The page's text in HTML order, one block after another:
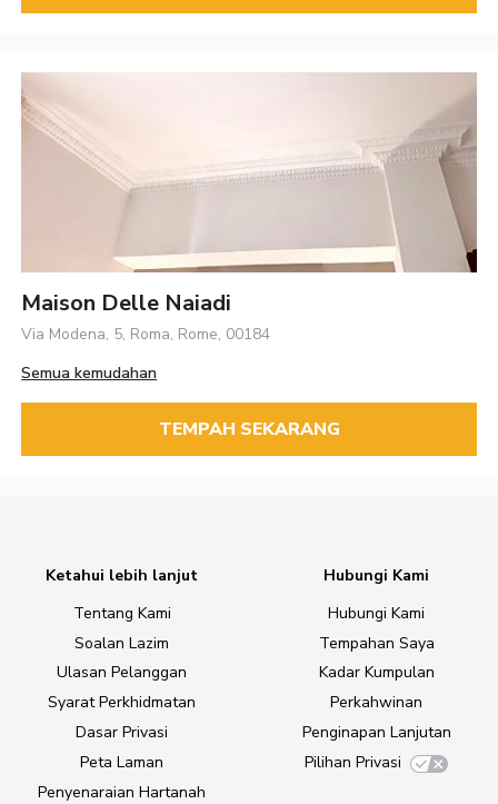
Maison Delle Naiadi
Via Modena, 5, Roma, Rome, 00184
Semua kemudahan
TEMPAH SEKARANG
Ketahui lebih lanjut
Tentang Kami
Soalan Lazim
Ulasan Pelanggan
Syarat Perkhidmatan
Dasar Privasi
Peta Laman
Penyenaraian Hartanah
Hubungi Kami
Hubungi Kami
Tempahan Saya
Kadar Kumpulan
Perkahwinan
Penginapan Lanjutan
Pilihan Privasi